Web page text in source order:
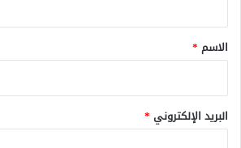
*
الاسم *
البريد الإلكتروني *